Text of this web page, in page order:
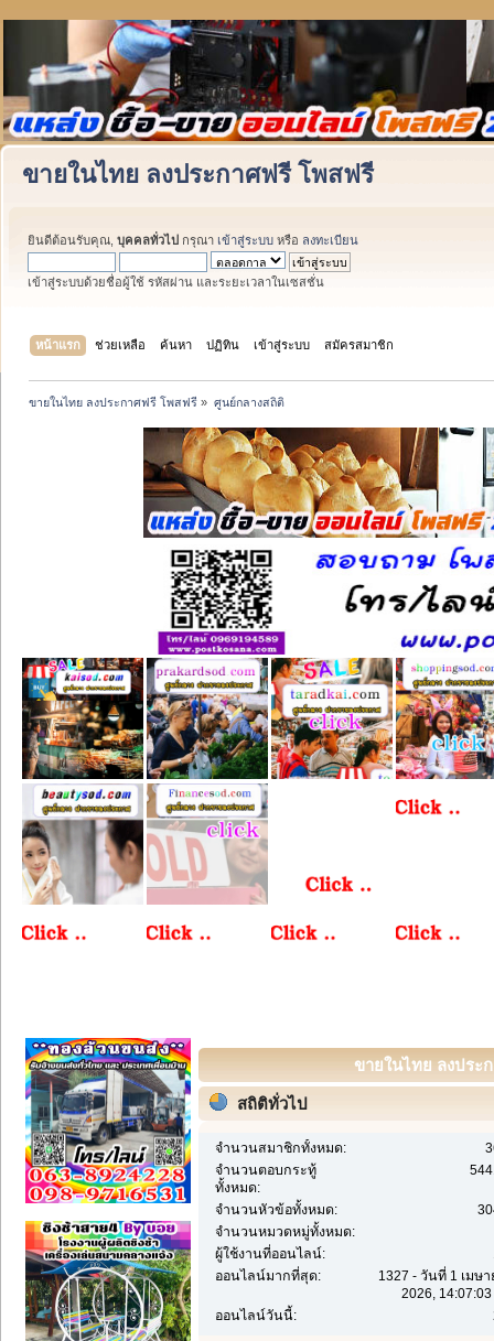
ขายในไทย ลงประกาศฟรี โพสฟรี
ยินดีต้อนรับคุณ, บุคคลทั่วไป กรุณา เข้าสู่ระบบ หรือ ลงทะเบียน
เข้าสู่ระบบด้วยชื่อผู้ใช้ รหัสผ่าน และระยะเวลาในเซสชั่น
หน้าแรก ช่วยเหลือ ค้นหา ปฏิทิน เข้าสู่ระบบ สมัครสมาชิก
ขายในไทย ลงประกาศฟรี โพสฟรี » ศูนย์กลางสถิติ
ขายในไทย ลงประ
สถิติทั่วไป
จำนวนสมาชิกทั้งหมด:
จำนวนตอบกระทู้
ทั้งหมด:
จำนวนหัวข้อทั้งหมด:
จำนวนหมวดหมู่ทั้งหมด:
ผู้ใช้งานที่ออนไลน์:
ออนไลน์มากที่สุด:
1327 - วันที่ 1 เมษ
2026,
ออนไลน์วันนี้: